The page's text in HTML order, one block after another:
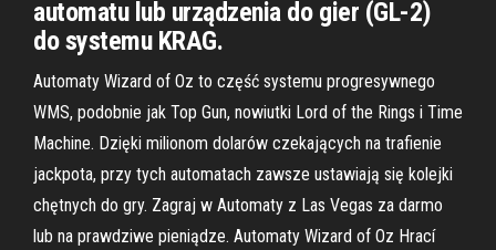
automatu lub urządzenia do gier (GL-2)
do systemu KRAG.
Automaty Wizard of Oz to część systemu progresywnego
WMS, podobnie jak Top Gun, nowiutki Lord of the Rings i Time
Machine. Dzięki milionom dolarów czekających na trafienie
jackpota, przy tych automatach zawsze ustawiają się kolejki
chętnych do gry. Zagraj w Automaty z Las Vegas za darmo
lub na prawdziwe pieniądze. Automaty Wizard of Oz Hrací